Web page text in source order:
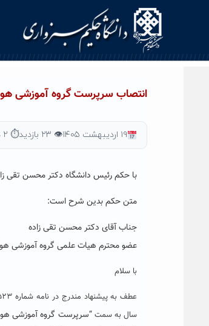
انتصاب سرپرست گروه آموزشی
۱۹ اردیبهشت ۱۴۰۵ 👁 ۲۳ بازدید ⏱ ۲ دقیقه مطالعه
با حکم رئیس دانشگاه دکتر محسن تقی
متن حکم بدین شرح است:
جناب آقای دکتر محسن تقی زاده
عضو محترم هیات علمی گروه آموزشی
با سلام
سال به سمت“سرپرست گروه آموزشی